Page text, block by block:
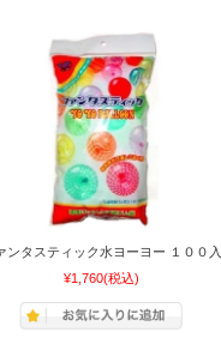
ンタスティック水ヨーヨー １００入
¥1,760(税込)